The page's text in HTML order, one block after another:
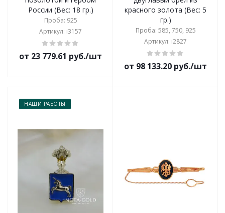
России (Вес: 18 гр.)
Проба: 925
Артикул: i3157
от 23 779.61 руб./шт
красного золота (Вес: 5
гр.)
Проба: 585, 750, 925
Артикул: i2827
от 98 133.20 руб./шт
НАШИ РАБОТЫ